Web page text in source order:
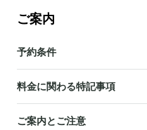
ご案内
予約条件
料金に関わる特記事項
ご案内とご注意